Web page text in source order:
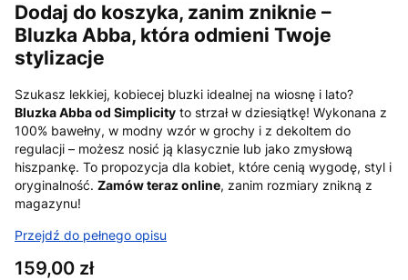
Dodaj do koszyka, zanim zniknie –
Bluzka Abba, która odmieni Twoje
stylizacje
Szukasz lekkiej, kobiecej bluzki idealnej na wiosnę i lato?
Bluzka Abba od Simplicity to strzał w dziesiątkę! Wykonana z
100% bawełny, w modny wzór w grochy i z dekoltem do
regulacji – możesz nosić ją klasycznie lub jako zmysłową
hiszpankę. To propozycja dla kobiet, które cenią wygodę, styl i
oryginalność. Zamów teraz online, zanim rozmiary znikną z
magazynu!
Przejdź do pełnego opisu
Cena
159,00 zł